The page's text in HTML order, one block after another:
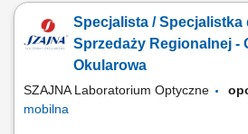
Specjalista / Specjalistka
Sprzedaży Regionalnej -
Okularowa
SZAJNA Laboratorium Optyczne
mobilna